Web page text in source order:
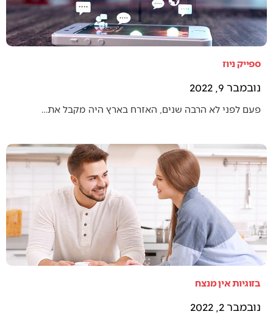
ספייק ניוז
נובמבר 9, 2022
פעם לפני לא הרבה שנים, האזרח בארץ היה מקבל את…
בזוגיות אין מנצח
נובמבר 2, 2022